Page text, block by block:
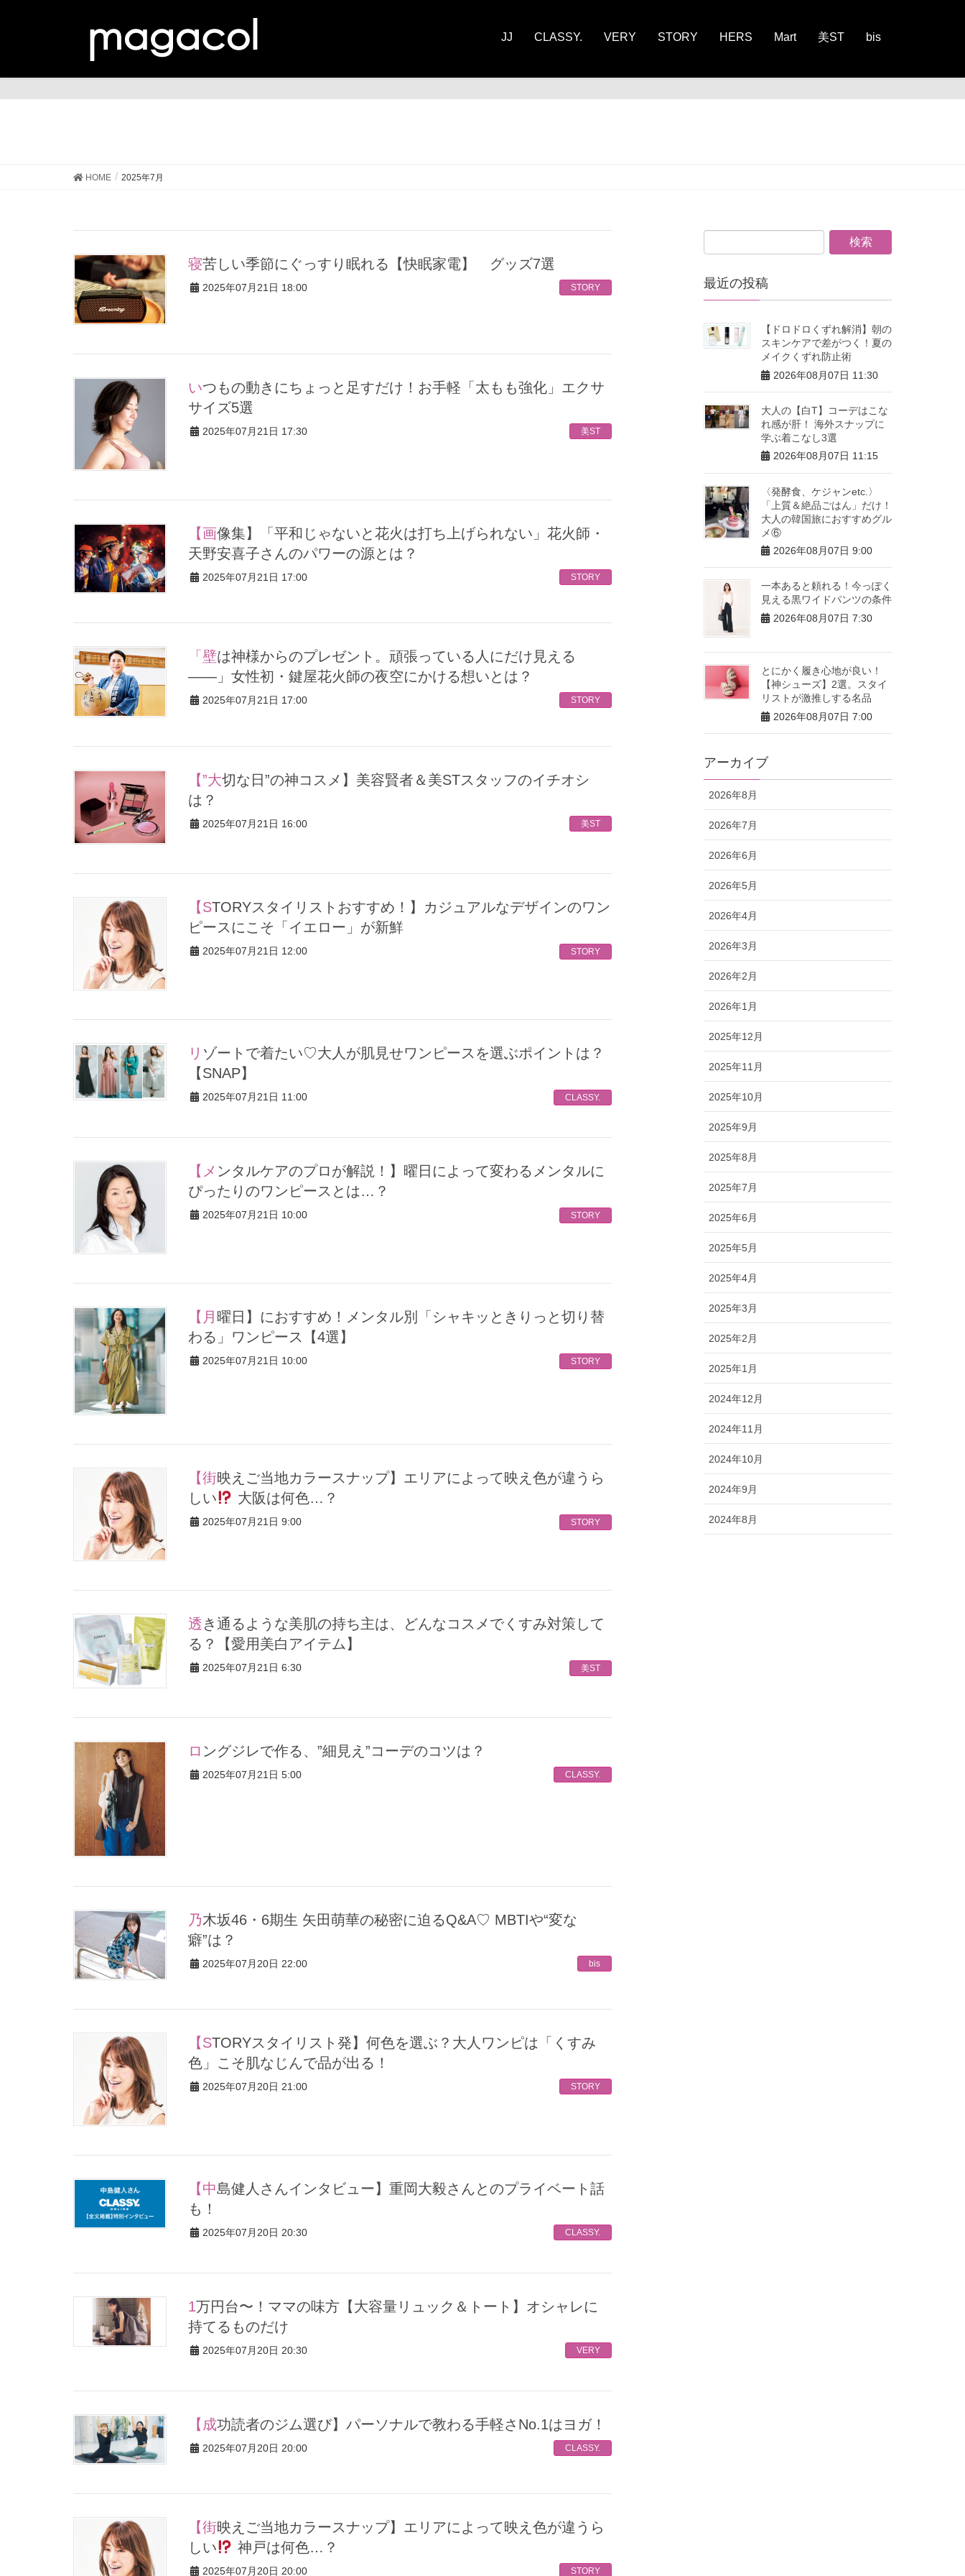
JJ CLASSY. VERY STORY HERS Mart 美ST bis
HOME 2025年7月
寝苦しい季節にぐっすり眠れる【快眠家電】 グッズ7選
2025年07月21日 18:00 STORY
いつもの動きにちょっと足すだけ！お手軽「太もも強化」エクサ
サイズ5選
2025年07月21日 17:30 美ST
【画像集】「平和じゃないと花火は打ち上げられない」花火師・
天野安喜子さんのパワーの源とは？
2025年07月21日 17:00 STORY
「壁は神様からのプレゼント。頑張っている人にだけ見える
――」女性初・鍵屋花火師の夜空にかける想いとは？
2025年07月21日 17:00 STORY
【”大切な日”の神コスメ】美容賢者＆美STスタッフのイチオシ
は？
2025年07月21日 16:00 美ST
【STORYスタイリストおすすめ！】カジュアルなデザインのワン
ピースにこそ「イエロー」が新鮮
2025年07月21日 12:00 STORY
リゾートで着たい♡大人が肌見せワンピースを選ぶポイントは？
【SNAP】
2025年07月21日 11:00 CLASSY.
【メンタルケアのプロが解説！】曜日によって変わるメンタルに
ぴったりのワンピースとは…？
2025年07月21日 10:00 STORY
【月曜日】におすすめ！メンタル別「シャキッときりっと切り替
わる」ワンピース【4選】
2025年07月21日 10:00 STORY
【街映えご当地カラースナップ】エリアによって映え色が違うら
しい
大阪は何色…？
2025年07月21日 9:00 STORY
透き通るような美肌の持ち主は、どんなコスメでくすみ対策して
る？【愛用美白アイテム】
2025年07月21日 6:30 美ST
ロングジレで作る、”細見え”コーデのコツは？
2025年07月21日 5:00 CLASSY.
乃木坂46・6期生 矢田萌華の秘密に迫るQ&A♡ MBTIや“変な
癖”は？
2025年07月20日 22:00 bis
【STORYスタイリスト発】何色を選ぶ？大人ワンピは「くすみ
色」こそ肌なじんで品が出る！
2025年07月20日 21:00 STORY
【中島健人さんインタビュー】重岡大毅さんとのプライベート話
も！
2025年07月20日 20:30 CLASSY.
1万円台〜！ママの味方【大容量リュック＆トート】オシャレに
持てるものだけ
2025年07月20日 20:30 VERY
【成功読者のジム選び】パーソナルで教わる手軽さNo.1はヨガ！
2025年07月20日 20:00 CLASSY.
【街映えご当地カラースナップ】エリアによって映え色が違うら
しい
神戸は何色…？
2025年07月20日 20:00 STORY
最近の投稿
【ドロドロくずれ解消】朝の
スキンケアで差がつく！夏の
メイクくずれ防止術
2026年08月07日 11:30
大人の【白T】コーデはこな
れ感が肝！ 海外スナップに
学ぶ着こなし3選
2026年08月07日 11:15
〈発酵食、ケジャンetc.〉
「上質＆絶品ごはん」だけ！
大人の韓国旅におすすめグル
メ⑥
2026年08月07日 9:00
一本あると頼れる！今っぽく
見える黒ワイドパンツの条件
2026年08月07日 7:30
とにかく履き心地が良い！
【神シューズ】2選。スタイ
リストが激推しする名品
2026年08月07日 7:00
アーカイブ
2026年8月
2026年7月
2026年6月
2026年5月
2026年4月
2026年3月
2026年2月
2026年1月
2025年12月
2025年11月
2025年10月
2025年9月
2025年8月
2025年7月
2025年6月
2025年5月
2025年4月
2025年3月
2025年2月
2025年1月
2024年12月
2024年11月
2024年10月
2024年9月
2024年8月